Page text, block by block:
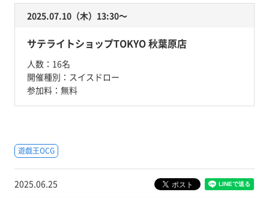
2025.07.10（木）13:30〜
サテライトショップTOKYO 秋葉原店
人数： 16名
開催種別： スイスドロー
参加料： 無料
遊戯王OCG
2025.06.25